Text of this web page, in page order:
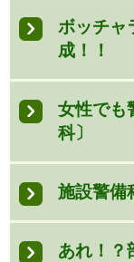
ボッチャ
成！！
女性でも
科〕
施設警備
あれ！？